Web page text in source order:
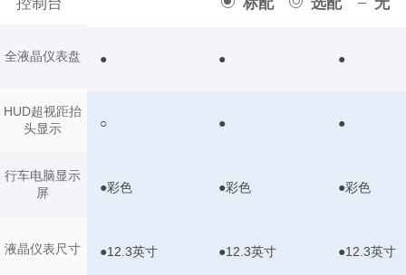
全液晶仪表盘
HUD超视距抬
头显示
行车电脑显示
屏
液晶仪表尺寸
● ● ●
○ ● ●
●彩色 ●彩色 ●彩色
●12.3英寸 ●12.3英寸 ●12.3英寸